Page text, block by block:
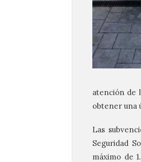
atención de
obtener una
Las
Seguridad
máximo de